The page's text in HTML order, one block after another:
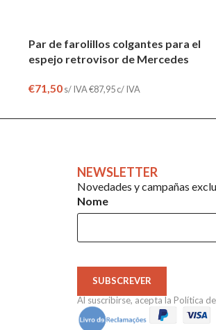
Par de farolillos colgantes para el
espejo retrovisor de Mercedes
€71,50s/ IVA€87,95c/ IVA
NEWSLETTER
Novedades y campañas
Nome
SUBSCREVER
Al suscribirse, acepta la Política